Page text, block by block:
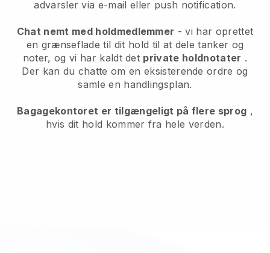
advarsler via e-mail eller push notification.
Chat nemt med holdmedlemmer - vi har oprettet
en grænseflade til dit hold til at dele tanker og
noter, og vi har kaldt det private holdnotater .
Der kan du chatte om en eksisterende ordre og
samle en handlingsplan.
Bagagekontoret er tilgængeligt på flere sprog ,
hvis dit hold kommer fra hele verden.